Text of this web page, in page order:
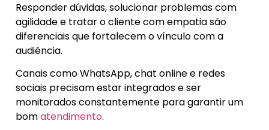
Responder dúvidas, solucionar problemas com
agilidade e tratar o cliente com empatia são
diferenciais que fortalecem o vínculo com a
audiência.
Canais como WhatsApp, chat online e redes
sociais precisam estar integrados e ser
monitorados constantemente para garantir um
bomatendimento.